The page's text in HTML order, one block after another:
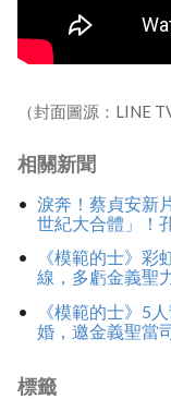
（封面圖源：LINE
相關新聞
淚奔！蔡貞安新
世紀大合體」！
《模範的士》
線，多虧金義聖
《模範的士》5
婚，邀金義聖當
標籤